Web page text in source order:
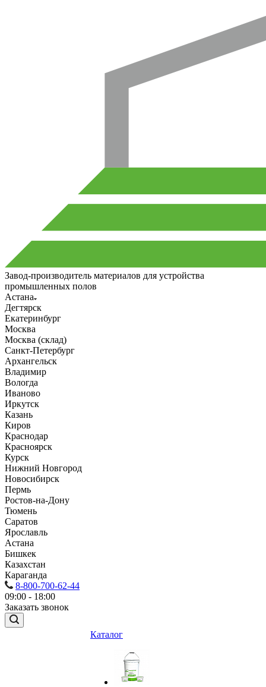
Завод-производитель материалов для устройства
промышленных полов
Астана
Дегтярск
Екатеринбург
Москва
Москва (склад)
Санкт-Петербург
Архангельск
Владимир
Вологда
Иваново
Иркутск
Казань
Киров
Краснодар
Красноярск
Курск
Нижний Новгород
Новосибирск
Пермь
Ростов-на-Дону
Тюмень
Саратов
Ярославль
Астана
Бишкек
Казахстан
Караганда
8-800-700-62-44
09:00 - 18:00
Заказать звонок
Каталог